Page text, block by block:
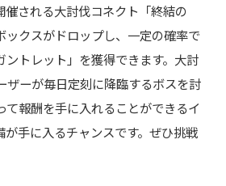
催される大討伐コネクト「終結の
ックスがドロップし、一定の確率で
ントレット」を獲得できます。大討
ザーが毎日定刻に降臨するボスを討
て報酬を手に入れることができるイ
が手に入るチャンスです。ぜひ挑戦